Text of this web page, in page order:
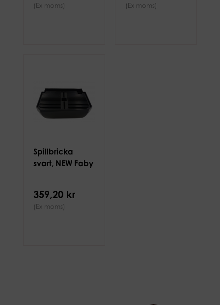
(Ex moms) (Ex moms)
Spillbricka
svart, NEW Faby
359,20 kr
(Ex moms)